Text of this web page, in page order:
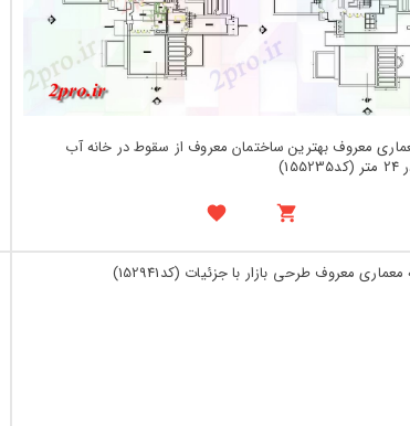
معروف بهترین ساختمان معروف از سقوط در خانه آب